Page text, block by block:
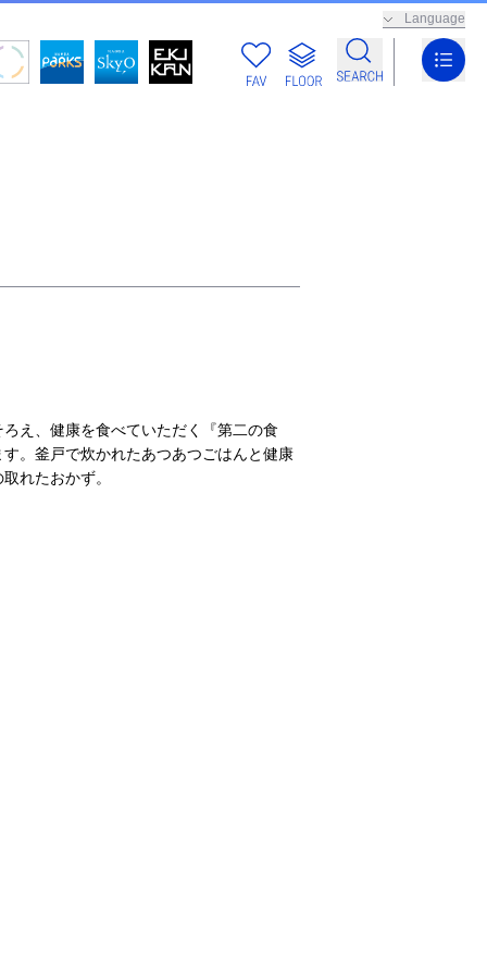
Language
ろえ、健康を食べていただく『第二の食
。釜戸で炊かれたあつあつごはんと健康
れたおかず。